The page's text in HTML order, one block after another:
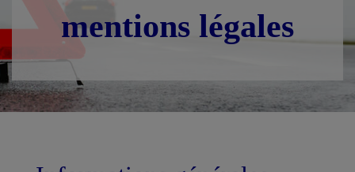
mentions légales